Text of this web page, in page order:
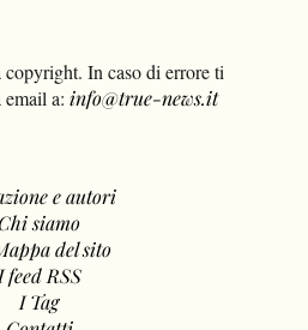
In caso di errore ti
a: info@true-news.it
e autori
siamo
del sito
I feed RSS
I Tag